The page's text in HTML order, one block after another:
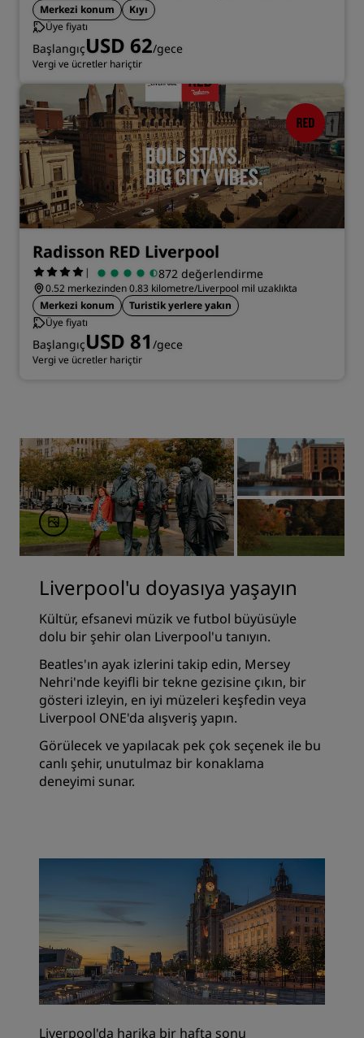
Merkezi konum
Kıyı
Üye fiyatı
BaşlangıçUSD 62/gece
Vergi ve ücretler hariçtir
Radisson RED Liverpool
| 872 değerlendirme
0.52 merkezinden 0.83 kilometre/Liverpool mil uzaklıkta
Merkezi konum
Turistik yerlere yakın
Üye fiyatı
BaşlangıçUSD 81 /gece
Vergi ve ücretler hariçtir
Liverpool'u doyasıya yaşayın
Kültür, efsanevi müzik ve futbol büyüsüyle
dolu bir şehir olan Liverpool'u tanıyın.
Beatles'ın ayak izlerini takip edin, Mersey
Nehri'nde keyifli bir tekne gezisine çıkın, bir
gösteri izleyin, en iyi müzeleri keşfedin veya
Liverpool ONE'da alışveriş yapın.
Görülecek ve yapılacak pek çok seçenek ile bu
canlı şehir, unutulmaz bir konaklama
deneyimi sunar.
Liverpool'da harika bir hafta sonu